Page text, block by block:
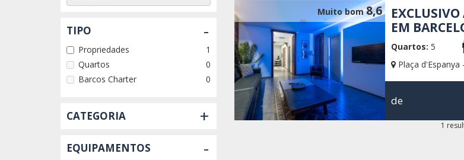
TIPO -
Propriedades
1
Quartos
0
Barcos Charter
0
CATEGORIA +
EQUIPAMENTOS -
Muito bom8,6
EM
Quartos: 5
Plaça d'Espanya
de
1